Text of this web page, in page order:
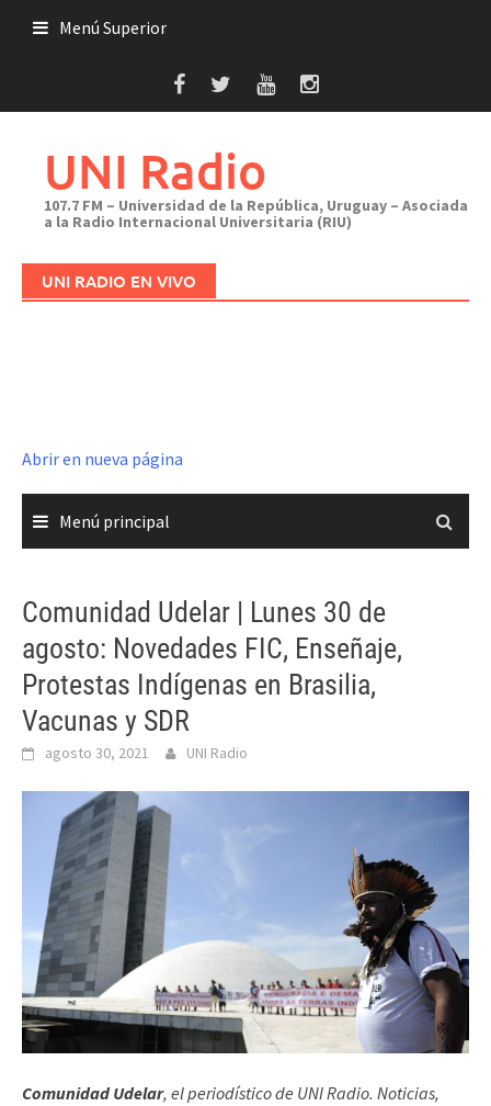
Menú Superior
UNI Radio
107.7 FM – Universidad de la República, Uruguay – Asociada
a la Radio Internacional Universitaria (RIU)
UNI RADIO EN VIVO
Abrir en nueva página
Menú principal
Comunidad Udelar | Lunes 30 de
agosto: Novedades FIC, Enseñaje,
Protestas Indígenas en Brasilia,
Vacunas y SDR
agosto 30, 2021 UNI Radio
Comunidad Udelar, el periodístico de UNI Radio. Noticias,